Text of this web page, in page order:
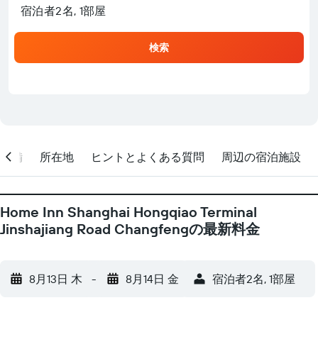
宿泊者2名, 1​部屋
検索
備 所在地 ヒントとよくある質問 周辺の宿泊施設
Home Inn Shanghai Hongqiao Terminal
Jinshajiang Road Changfengの最新料金
8月13日 木 - 8月14日 金 宿泊者2名, 1​部屋